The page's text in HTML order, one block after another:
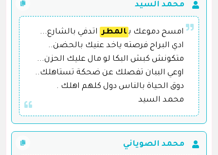
محمد السيد
امسح دموعك ب المطر اتدفي بالشارع...
ادي البراح فرصته ياخد عنيك بالحضن..
متكونش كبش البكا لو مال عليك الحزن...
اوعي الببان تفصلك عن ضحكة تستاهلك..
دوق الحياة بالناس دول كلهم اهلك .
محمد السيد
محمد الصوياني